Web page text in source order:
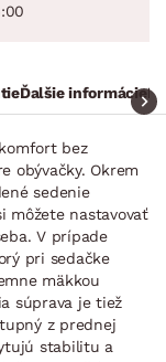
Ďalšie informácie
bez
obývačky. Okrem
sedenie
môžete nastavovať
V prípade
pri sedačke
mäkkou
súprava je tiež
z prednej
stabilitu a